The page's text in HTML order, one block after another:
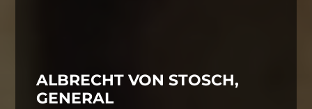
ALBRECHT VON STOSCH,
GENERAL